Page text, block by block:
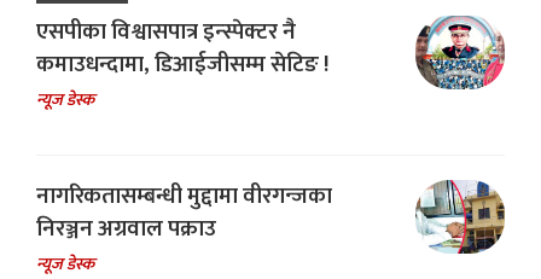
एसपीका विश्वासपात्र इन्स्पेक्टर नै
कमाउधन्दामा, डिआईजीसम्म सेटिङ !
न्यूज डेस्क
नागरिकतासम्बन्धी मुद्दामा वीरगन्जका
निरञ्जन अग्रवाल पक्राउ
न्यूज डेस्क